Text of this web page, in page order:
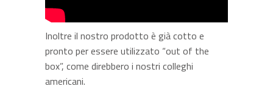
Inoltre il nostro prodotto è già cotto e
pronto per essere utilizzato “out of the
box”, come direbbero i nostri colleghi
americani.